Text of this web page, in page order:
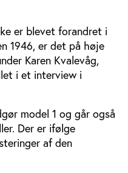
er blevet forandret i
1946, er det på høje
Karen Kvalevåg,
i et interview i
model 1 og går også
Der er ifølge
af den